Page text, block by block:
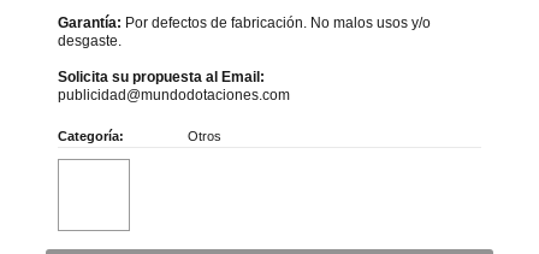
Garantía: Por defectos de fabricación. No malos usos y/o
desgaste.
Solicita su propuesta al Email:
publicidad@mundodotaciones.com
Categoría: Otros